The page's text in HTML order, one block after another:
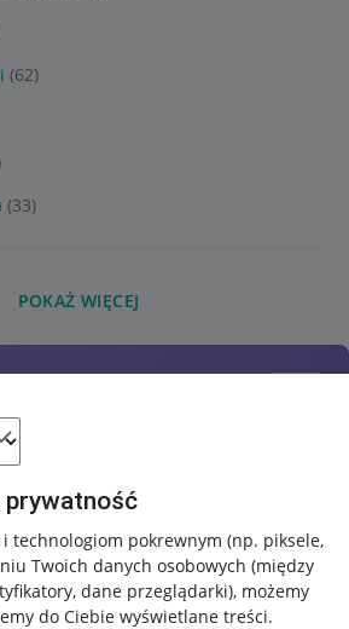
prywatność
technologiom pokrewnym (np. piksele,
Twoich danych osobowych (między
dane przeglądarki), możemy
do Ciebie wyświetlane treści.
(62)
(33)
POKAŻ WIĘCEJ